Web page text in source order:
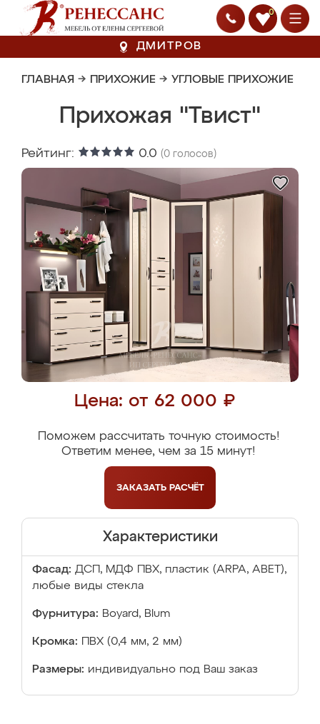
0
ДМИТРОВ
ГЛАВНАЯ → ПРИХОЖИЕ → УГЛОВЫЕ ПРИХОЖИЕ
Прихожая "Твист"
Рейтинг: 0.0 (0 голосов)
Цена: от 62 000 ₽
Поможем рассчитать точную стоимость!
Ответим менее, чем за 15 минут!
ЗАКАЗАТЬ РАСЧЁТ
Характеристики
Фасад: ДСП, МДФ ПВХ, пластик (ARPA, ABET),
любые виды стекла
Фурнитура: Boyard, Blum
Кромка: ПВХ (0,4 мм, 2 мм)
Размеры: индивидуально под Ваш заказ